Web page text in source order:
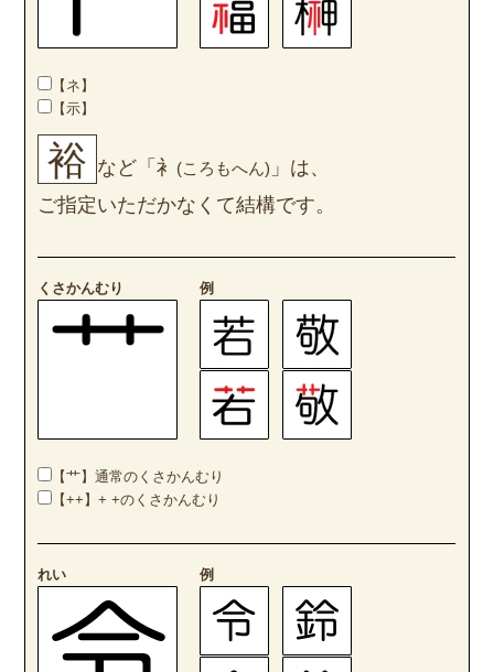
【ネ】
【示】
裕 など「衤 (ころもへん) 」は、
ご指定いただかなくて結構です。
くさかんむり 例
【艹】通常のくさかんむり
【++】+ +のくさかんむり
れい 例